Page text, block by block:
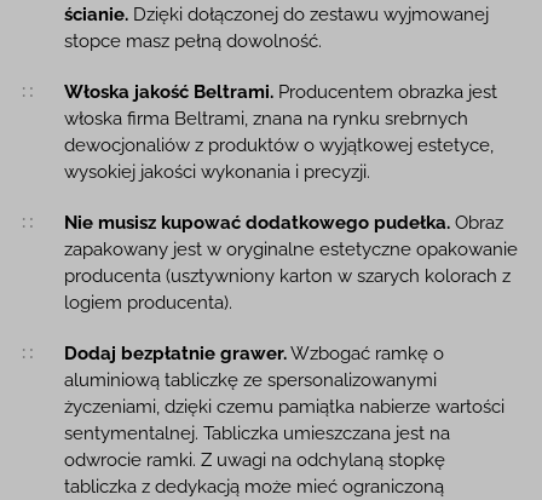
ścianie.Dzięki dołączonej do zestawu wyjmowanej
stopce masz pełną dowolność.
Włoska jakość Beltrami.Producentem obrazka jest
włoska firma Beltrami, znana na rynku srebrnych
dewocjonaliów z produktów o wyjątkowej estetyce,
wysokiej jakości wykonania i precyzji.
Nie musisz kupować dodatkowego pudełka.Obraz
zapakowany jest w oryginalne estetyczne opakowanie
producenta (usztywniony karton w szarych kolorach z
logiem producenta).
Dodaj bezpłatnie grawer.Wzbogać ramkę o
aluminiową tabliczkę ze spersonalizowanymi
życzeniami, dzięki czemu pamiątka nabierze wartości
sentymentalnej. Tabliczka umieszczana jest na
odwrocie ramki. Z uwagi na odchylaną stopkę
tabliczka z dedykacją może mieć ograniczoną